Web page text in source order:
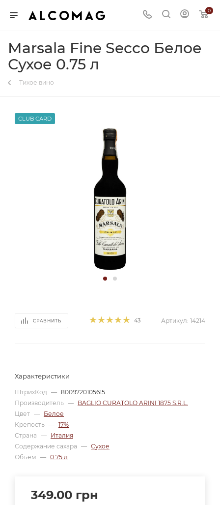
0
Marsala Fine Secco Белое
Сухое 0.75 л
Тихое вино
CLUB CARD
СРАВНИТЬ 43 Артикул: 14214
Характеристики
ШтрихКод — 8009720105615
Производитель — BAGLIO CURATOLO ARINI 1875 S.R.L.
Цвет — Белое
Крепость — 17%
Страна — Италия
Содержание сахара — Сухое
Объем — 0.75 л
349.00 грн